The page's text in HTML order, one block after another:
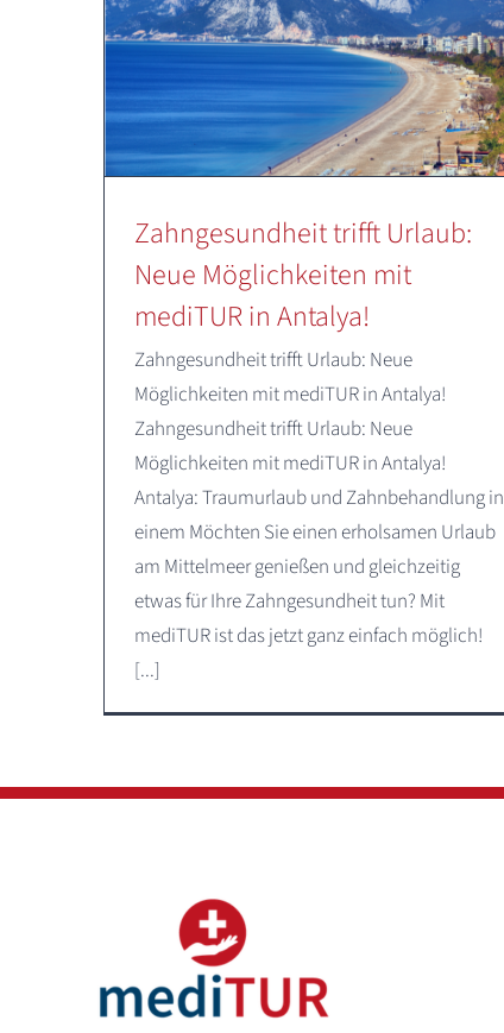
Zahngesundheit trifft Urlaub:
Neue Möglichkeiten mit
mediTUR in Antalya!
Zahngesundheit trifft Urlaub: Neue
Möglichkeiten mit mediTUR in Antalya!
Zahngesundheit trifft Urlaub: Neue
Möglichkeiten mit mediTUR in Antalya!
Antalya: Traumurlaub und Zahnbehandlung in
einem Möchten Sie einen erholsamen Urlaub
am Mittelmeer genießen und gleichzeitig
etwas für Ihre Zahngesundheit tun? Mit
mediTUR ist das jetzt ganz einfach möglich!
[...]